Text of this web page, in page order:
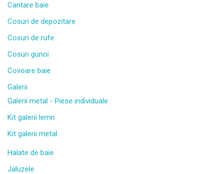
Cantare baie
Cosuri de depozitare
Cosuri de rufe
Cosuri gunoi
Covoare baie
Galerii
Galerii metal - Piese individuale
Kit galerii lemn
Kit galerii metal
Halate de baie
Jaluzele